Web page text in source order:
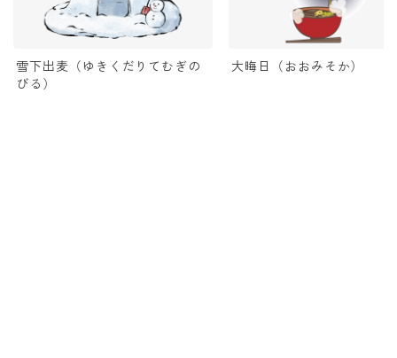
雪下出麦（ゆきくだりてむぎの
びる）
大晦日（おおみそか）